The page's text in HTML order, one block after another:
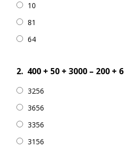
10
81
64
2. 400 + 50 + 3000 – 200 + 6
3256
3656
3356
3156